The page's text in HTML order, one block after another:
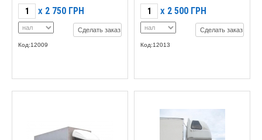
X 2 750 ГРН
Сделать заказ
Код:12009
X 2 500 ГРН
Сделать заказ
Код:12013